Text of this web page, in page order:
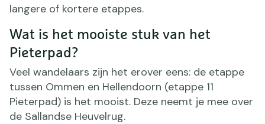
langere of kortere etappes.
Wat is het mooiste stuk van het
Pieterpad?
Veel wandelaars zijn het erover eens: de etappe
tussen Ommen en Hellendoorn (etappe 11
Pieterpad) is het mooist. Deze neemt je mee over
de Sallandse Heuvelrug.